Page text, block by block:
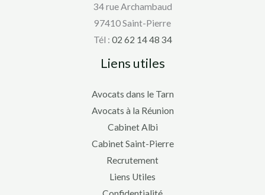
34 rue Archambaud
97410 Saint-Pierre
Tél : 02 62 14 48 34
Liens utiles
Avocats dans le Tarn
Avocats à la Réunion
Cabinet Albi
Cabinet Saint-Pierre
Recrutement
Liens Utiles